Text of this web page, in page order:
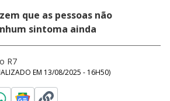
que as pessoas não
sintoma ainda
R7
EM 13/08/2025 - 16H50)